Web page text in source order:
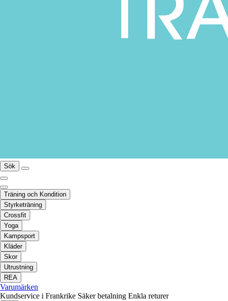
Sök
Träning och Kondition
Styrketräning
Crossfit
Yoga
Kampsport
Kläder
Skor
Utrustning
REA
Varumärken
Kundservice i Frankrike Säker betalning Enkla returer